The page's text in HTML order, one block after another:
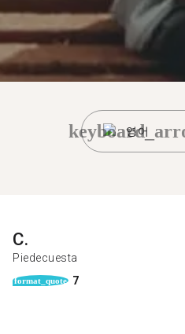
영어
C.
Piedecuesta
format_quote 7